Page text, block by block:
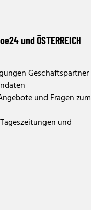
und ÖSTERREICH
Geschäftspartner
und Fragen zum
und